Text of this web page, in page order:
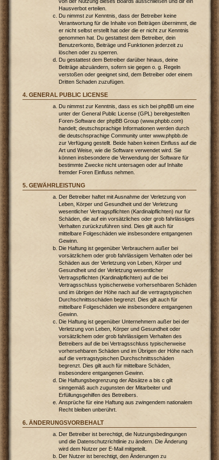
Hausverbot erteilen.
Du nimmst zur Kenntnis, dass der Betreiber keine
Verantwortung für die Inhalte von Beiträgen übernimmt, die
er nicht selbst erstellt hat oder die er nicht zur Kenntnis
genommen hat. Du gestattest dem Betreiber, dein
Benutzerkonto, Beiträge und Funktionen jederzeit zu
löschen oder zu sperren.
Du gestattest dem Betreiber darüber hinaus, deine
Beiträge abzuändern, sofern sie gegen o. g. Regeln
verstoßen oder geeignet sind, dem Betreiber oder einem
Dritten Schaden zuzufügen.
4. GENERAL PUBLIC LICENSE
Du nimmst zur Kenntnis, dass es sich bei phpBB um eine
unter der General Public License (GPL) bereitgestellten
Foren-Software der phpBB Group (www.phpbb.com)
handelt; deutschsprachige Informationen werden durch
die deutschsprachige Community unter www.phpbb.de
zur Verfügung gestellt. Beide haben keinen Einfluss auf die
Art und Weise, wie die Software verwendet wird. Sie
können insbesondere die Verwendung der Software für
bestimmte Zwecke nicht untersagen oder auf Inhalte
fremder Foren Einfluss nehmen.
5. GEWÄHRLEISTUNG
Der Betreiber haftet mit Ausnahme der Verletzung von
Leben, Körper und Gesundheit und der Verletzung
wesentlicher Vertragspflichten (Kardinalpflichten) nur für
Schäden, die auf ein vorsätzliches oder grob fahrlässiges
Verhalten zurückzuführen sind. Dies gilt auch für
mittelbare Folgeschäden wie insbesondere entgangenen
Gewinn.
Die Haftung ist gegenüber Verbrauchern außer bei
vorsätzlichem oder grob fahrlässigem Verhalten oder bei
Schäden aus der Verletzung von Leben, Körper und
Gesundheit und der Verletzung wesentlicher
Vertragspflichten (Kardinalpflichten) auf die bei
Vertragsschluss typischerweise vorhersehbaren Schäden
und im übrigen der Höhe nach auf die vertragstypischen
Durchschnittsschäden begrenzt. Dies gilt auch für
mittelbare Folgeschäden wie insbesondere entgangenen
Gewinn.
Die Haftung ist gegenüber Unternehmern außer bei der
Verletzung von Leben, Körper und Gesundheit oder
vorsätzlichem oder grob fahrlässigem Verhalten des
Betreibers auf die bei Vertragsschluss typischerweise
vorhersehbaren Schäden und im Übrigen der Höhe nach
auf die vertragstypischen Durchschnittsschäden
begrenzt. Dies gilt auch für mittelbare Schäden,
insbesondere entgangenen Gewinn.
Die Haftungsbegrenzung der Absätze a bis c gilt
sinngemäß auch zugunsten der Mitarbeiter und
Erfüllungsgehilfen des Betreibers.
Ansprüche für eine Haftung aus zwingendem nationalem
Recht bleiben unberührt.
6. ÄNDERUNGSVORBEHALT
Der Betreiber ist berechtigt, die Nutzungsbedingungen
und die Datenschutzrichtlinie zu ändern. Die Änderung
wird dem Nutzer per E-Mail mitgeteilt.
Der Nutzer ist berechtigt, den Änderungen zu